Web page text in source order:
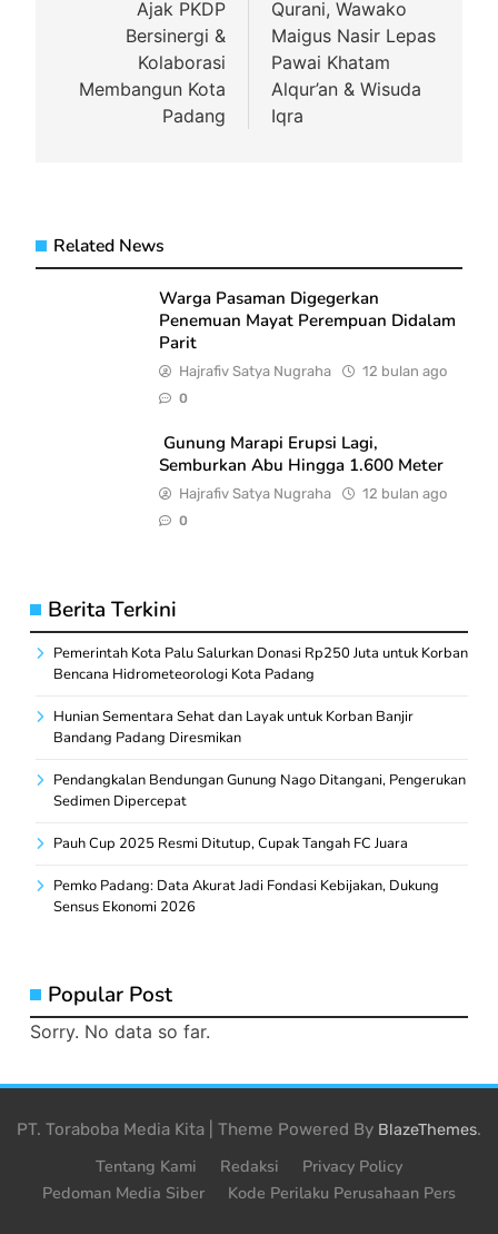
Ajak PKDP
Bersinergi &
Kolaborasi
Membangun Kota
Padang
Qurani, Wawako
Maigus Nasir Lepas
Pawai Khatam
Alqur’an & Wisuda
Iqra
Related News
Warga Pasaman Digegerkan
Penemuan Mayat Perempuan Didalam
Parit
Hajrafiv Satya Nugraha 12 bulan ago
0
Gunung Marapi Erupsi Lagi,
Semburkan Abu Hingga 1.600 Meter
Hajrafiv Satya Nugraha 12 bulan ago
0
Berita Terkini
Pemerintah Kota Palu Salurkan Donasi Rp250 Juta untuk Korban
Bencana Hidrometeorologi Kota Padang
Hunian Sementara Sehat dan Layak untuk Korban Banjir
Bandang Padang Diresmikan
Pendangkalan Bendungan Gunung Nago Ditangani, Pengerukan
Sedimen Dipercepat
Pauh Cup 2025 Resmi Ditutup, Cupak Tangah FC Juara
Pemko Padang: Data Akurat Jadi Fondasi Kebijakan, Dukung
Sensus Ekonomi 2026
Popular Post
Sorry. No data so far.
PT. Toraboba Media Kita | Theme Powered By BlazeThemes.
Tentang Kami Redaksi
Privacy Policy
Pedoman Media Siber
Kode Perilaku Perusahaan Pers